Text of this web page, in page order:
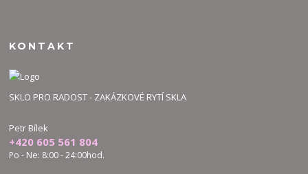
KONTAKT
SKLO PRO RADOST - ZAKÁZKOVÉ RYTÍ SKLA
Petr Bílek
+420 605 561 804
Po - Ne: 8:00 - 24:00hod.